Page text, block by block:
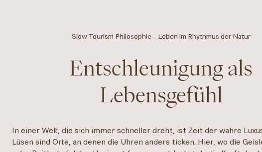
Slow Tourism Philosophie – Leben im Rhythmus der Natur
Entschleunigung als
Lebensgefühl
In einer Welt, die sich immer schneller dreht, ist Zeit der wahre
Lüsen sind Orte, an denen die Uhren anders ticken. Hier, wo die